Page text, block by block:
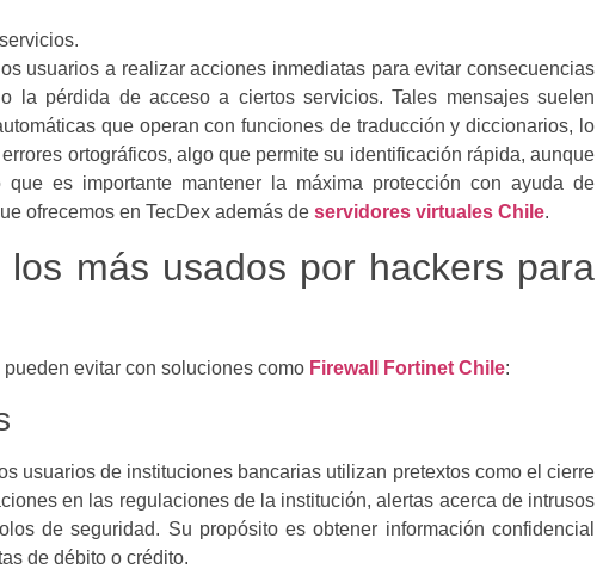
usuarios a realizar acciones inmediatas para evitar consecuencias
la pérdida de acceso a ciertos servicios. Tales mensajes suelen
que operan con funciones de traducción y diccionarios, lo
ortográficos, algo que permite su identificación rápida, aunque
es importante mantener la máxima protección con ayuda de
ofrecemos en TecDex además de servidores virtuales Chile.
más usados por hackers para
evitar con soluciones como Firewall Fortinet Chile:
usuarios de instituciones bancarias utilizan pretextos como el cierre
en las regulaciones de la institución, alertas acerca de intrusos
de seguridad. Su propósito es obtener información confidencial
de débito o crédito.